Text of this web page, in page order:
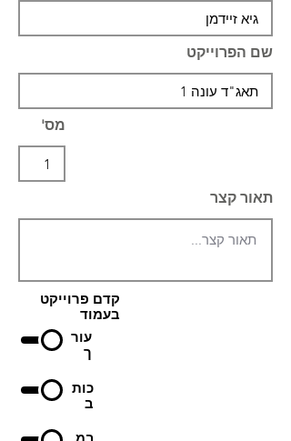
שם הפרוייקט
מס'
תאור קצר
קדם פרוייקט
בעמוד
עור
ך
כות
ב
במ